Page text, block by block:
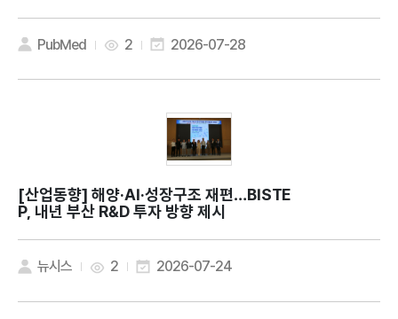
obacterium phyllosphaerae KS504
39 isolated from Antarctic seawat
er
PubMed 2 2026-07-28
[산업동향]
P, 내년 부산 R&D 투자 방향 제시
뉴시스 2 2026-07-24